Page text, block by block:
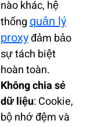
nào khác, hệ
thốngquản lý
proxyđảm bảo
sự tách biệt
hoàn toàn.
Không chia sẻ
dữ liệu: Cookie,
bộ nhớ đệm và